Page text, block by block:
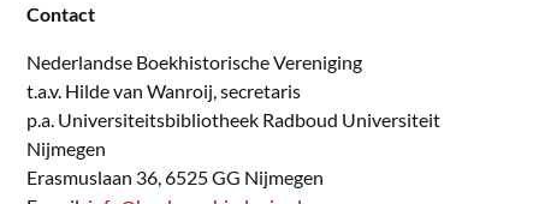
Contact
Nederlandse Boekhistorische Vereniging
t.a.v. Hilde van Wanroij, secretaris
p.a. Universiteitsbibliotheek Radboud Universiteit
Nijmegen
Erasmuslaan 36, 6525 GG Nijmegen